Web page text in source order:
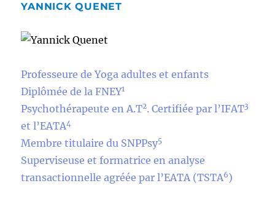
YANNICK QUENET
Professeure de Yoga adultes et enfants
Diplômée de la FNEY1
Psychothérapeute en A.T2. Certifiée par l’IFAT3
et l’EATA4
Membre titulaire du SNPPsy5
Superviseuse et formatrice en analyse
transactionnelle agréée par l’EATA (TSTA6)